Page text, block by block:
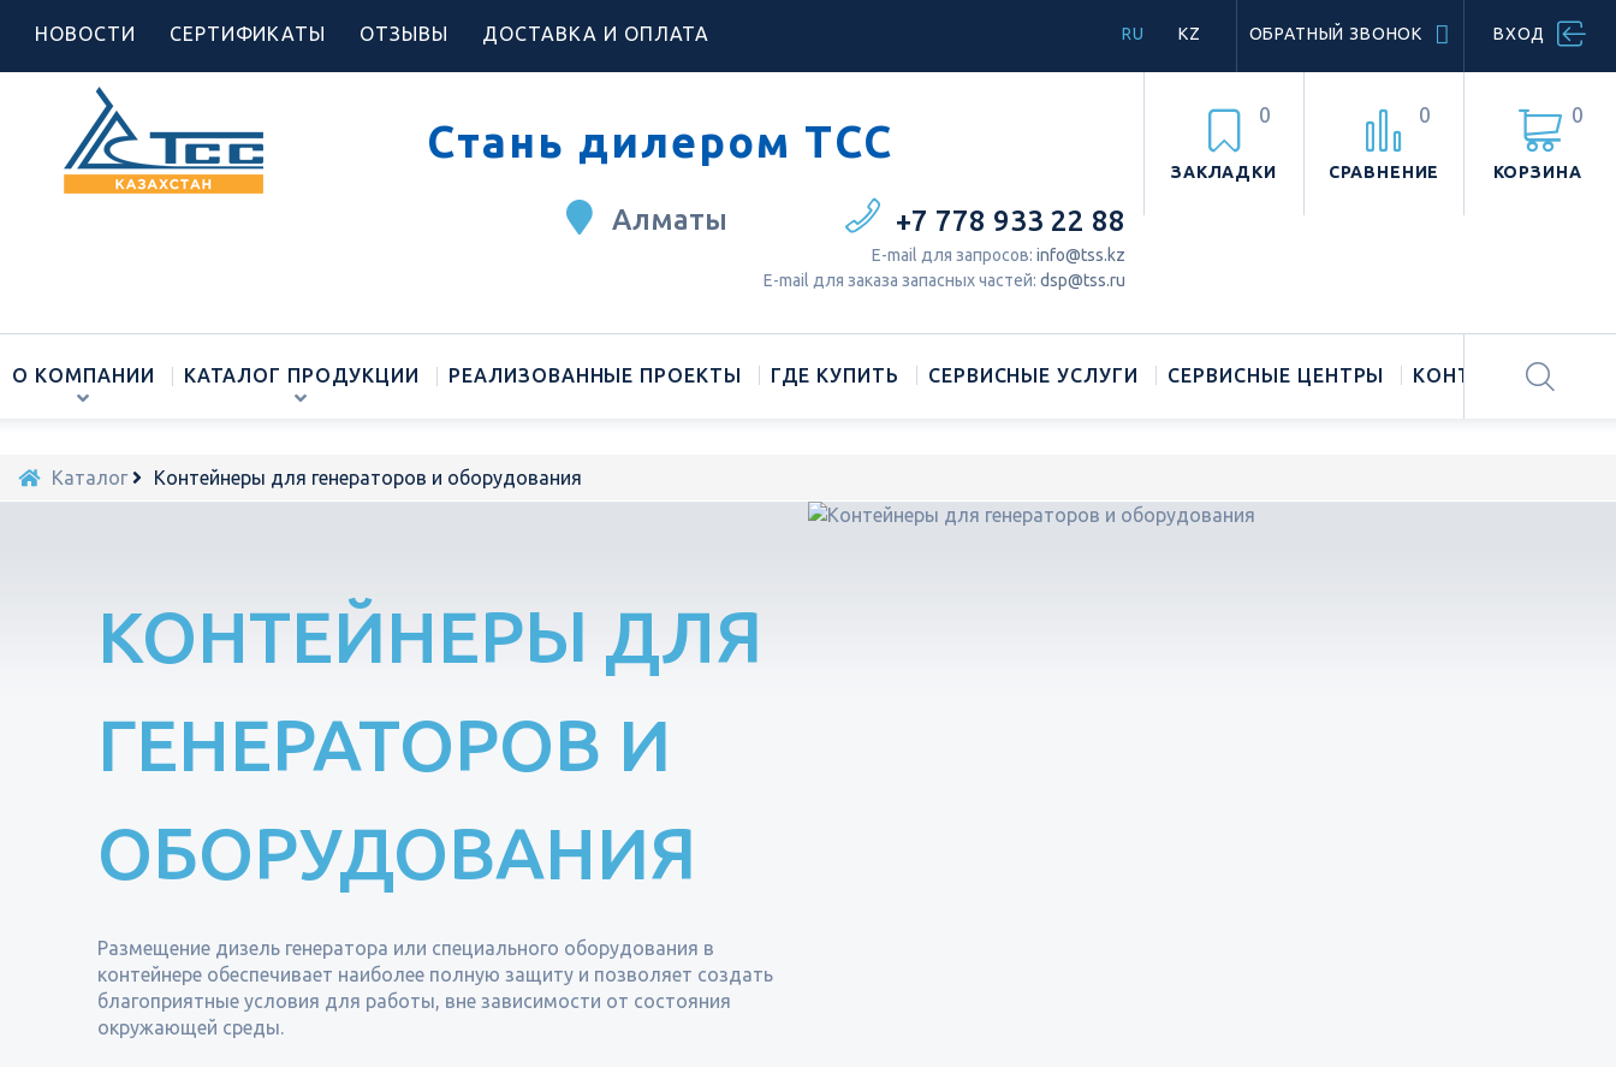
НОВОСТИ СЕРТИФИКАТЫ ОТЗЫВЫ ДОСТАВКА И ОПЛАТА ВХОД
ОБРАТНЫЙ ЗВОНОК
RU KZ
Стань дилером ТСС
КОРЗИНА
0
ЗАКЛАДКИ
0
СРАВНЕНИЕ
0
+7 778 933 22 88
Е-mail для запросов: info@tss.kz
Е-mail для заказа запасных частей: dsp@tss.ru
Алматы
О КОМПАНИИ КАТАЛОГ ПРОДУКЦИИ РЕАЛИЗОВАННЫЕ ПРОЕКТЫ ГДЕ КУПИТЬ СЕРВИСНЫЕ УСЛУГИ СЕРВИСНЫЕ ЦЕНТРЫ КОНТАКТЫ
Каталог Контейнеры для генераторов и оборудования
КОНТЕЙНЕРЫ ДЛЯ
ГЕНЕРАТОРОВ И
ОБОРУДОВАНИЯ
Размещение дизель генератора или специального оборудования в
контейнере обеспечивает наиболее полную защиту и позволяет создать
благоприятные условия для работы, вне зависимости от состояния
окружающей среды.